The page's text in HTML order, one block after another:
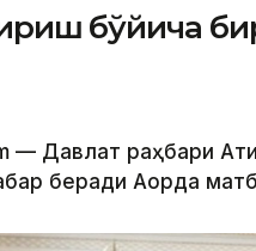
бўйича
— Давлат раҳбари
беради Ақорда